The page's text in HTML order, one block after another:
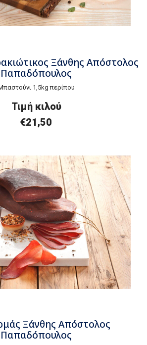
Ξάνθης Απόστολος
Παπαδόπουλος
1,5kg περίπου
Τιμή κιλού
€21,50
Ξάνθης Απόστολος
Παπαδόπουλος